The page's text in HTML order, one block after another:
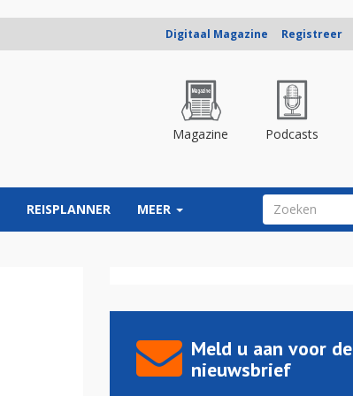
Digitaal Magazine Registreer
Magazine Podcasts
REISPLANNER MEER ZOEKVELD
Meld u aan voor de
nieuwsbrief